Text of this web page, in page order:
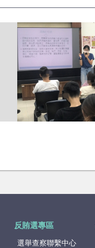
反賄選專區
選舉查察聯繫中心